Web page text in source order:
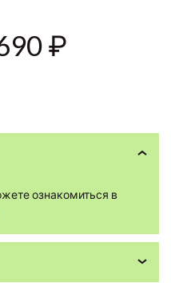
₽
ознакомиться в